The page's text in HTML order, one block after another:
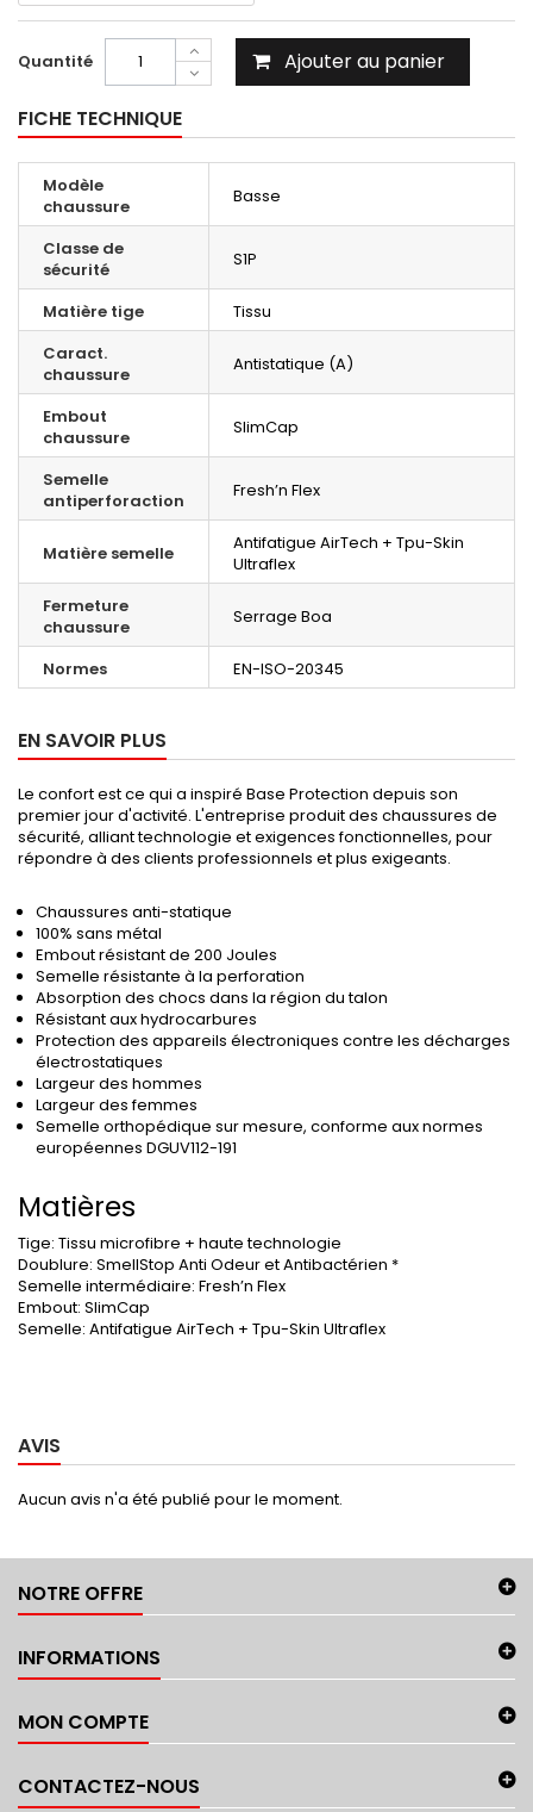
Quantité Ajouter au panier
FICHE TECHNIQUE
Modèle
chaussure
Basse
Classe de
sécurité
S1P
Matière tige
Tissu
Caract.
chaussure
Antistatique (A)
Embout
chaussure
SlimCap
Semelle
antiperforaction
Fresh’n Flex
Matière semelle
Antifatigue AirTech + Tpu-Skin
Ultraflex
Fermeture
chaussure
Serrage Boa
Normes EN-ISO-20345
EN SAVOIR PLUS
Le confort est ce qui a inspiré Base Protection depuis son
premier jour d'activité. L'entreprise produit des chaussures de
sécurité, alliant technologie et exigences fonctionnelles, pour
répondre à des clients professionnels et plus exigeants.
Chaussures anti-statique
100% sans métal
Embout résistant de 200 Joules
Semelle résistante à la perforation
Absorption des chocs dans la région du talon
Résistant aux hydrocarbures
Protection des appareils électroniques contre les décharges
électrostatiques
Largeur des hommes
Largeur des femmes
Semelle orthopédique sur mesure, conforme aux normes
européennes DGUV112-191
Matières
Tige: Tissu microfibre + haute technologie
Doublure: SmellStop Anti Odeur et Antibactérien *
Semelle intermédiaire: Fresh’n Flex
Embout: SlimCap
Semelle: Antifatigue AirTech + Tpu-Skin Ultraflex
AVIS
Aucun avis n'a été publié pour le moment.
NOTRE OFFRE
INFORMATIONS
MON COMPTE
CONTACTEZ-NOUS